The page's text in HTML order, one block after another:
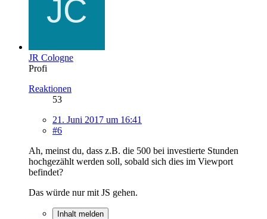
JR Cologne
Profi
Reaktionen
53
21. Juni 2017 um 16:41
#6
Ah, meinst du, dass z.B. die 500 bei investierte Stunden
hochgezählt werden soll, sobald sich dies im Viewport
befindet?
Das würde nur mit JS gehen.
Inhalt melden